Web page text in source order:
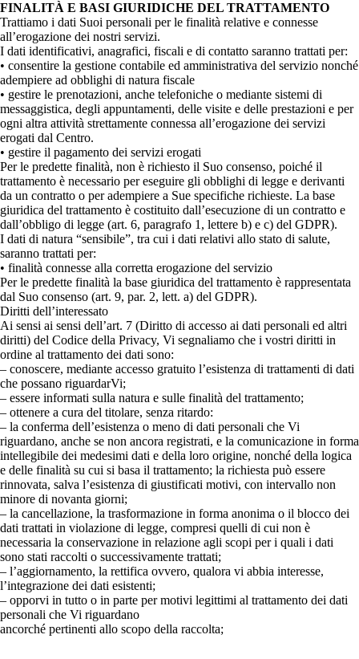
FINALITÀ E BASI GIURIDICHE DEL TRATTAMENTO
Trattiamo i dati Suoi personali per le finalità relative e connesse
all’erogazione dei nostri servizi.
I dati identificativi, anagrafici, fiscali e di contatto saranno trattati per:
• consentire la gestione contabile ed amministrativa del servizio nonché
adempiere ad obblighi di natura fiscale
• gestire le prenotazioni, anche telefoniche o mediante sistemi di
messaggistica, degli appuntamenti, delle visite e delle prestazioni e per
ogni altra attività strettamente connessa all’erogazione dei servizi
erogati dal Centro.
• gestire il pagamento dei servizi erogati
Per le predette finalità, non è richiesto il Suo consenso, poiché il
trattamento è necessario per eseguire gli obblighi di legge e derivanti
da un contratto o per adempiere a Sue specifiche richieste. La base
giuridica del trattamento è costituito dall’esecuzione di un contratto e
dall’obbligo di legge (art. 6, paragrafo 1, lettere b) e c) del GDPR).
I dati di natura “sensibile”, tra cui i dati relativi allo stato di salute,
saranno trattati per:
• finalità connesse alla corretta erogazione del servizio
Per le predette finalità la base giuridica del trattamento è rappresentata
dal Suo consenso (art. 9, par. 2, lett. a) del GDPR).
Diritti dell’interessato
Ai sensi ai sensi dell’art. 7 (Diritto di accesso ai dati personali ed altri
diritti) del Codice della Privacy, Vi segnaliamo che i vostri diritti in
ordine al trattamento dei dati sono:
– conoscere, mediante accesso gratuito l’esistenza di trattamenti di dati
che possano riguardarVi;
– essere informati sulla natura e sulle finalità del trattamento;
– ottenere a cura del titolare, senza ritardo:
– la conferma dell’esistenza o meno di dati personali che Vi
riguardano, anche se non ancora registrati, e la comunicazione in forma
intellegibile dei medesimi dati e della loro origine, nonché della logica
e delle finalità su cui si basa il trattamento; la richiesta può essere
rinnovata, salva l’esistenza di giustificati motivi, con intervallo non
minore di novanta giorni;
– la cancellazione, la trasformazione in forma anonima o il blocco dei
dati trattati in violazione di legge, compresi quelli di cui non è
necessaria la conservazione in relazione agli scopi per i quali i dati
sono stati raccolti o successivamente trattati;
– l’aggiornamento, la rettifica ovvero, qualora vi abbia interesse,
l’integrazione dei dati esistenti;
– opporvi in tutto o in parte per motivi legittimi al trattamento dei dati
personali che Vi riguardano
ancorché pertinenti allo scopo della raccolta;